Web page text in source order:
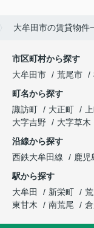
大牟田市の賃貸物件
市区町村から探す
大牟田市
荒尾市
町名から探す
諏訪町
大正町
大字吉野
大字草木
沿線から探す
西鉄大牟田線
鹿児
駅から探す
大牟田
新栄町
東甘木
南荒尾